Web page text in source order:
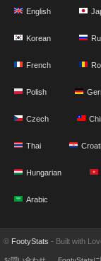
English
Korean
French
Polish
Czech
Thai
Hungarian
Arabic
© FootyStats - Built with